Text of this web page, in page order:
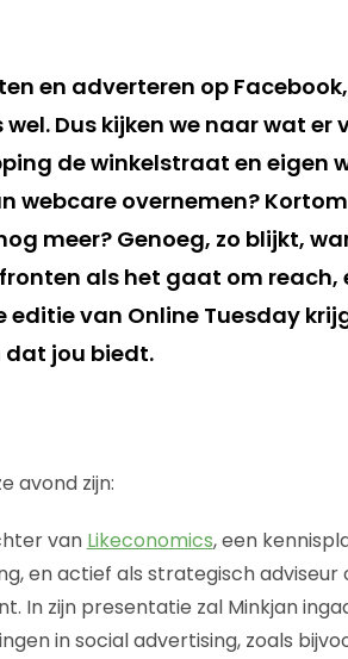
en adverteren op
Dus kijken we naar wat
de winkelstraat en eigen
webcare overnemen?
meer? Genoeg, zo blijkt,
als het gaat om
editie van Online Tuesday
dat jou biedt.
avond zijn:
van Likeconomics, een
en actief als strategisch adviseur
In zijn presentatie zal Minkjan
in social advertising, zoals